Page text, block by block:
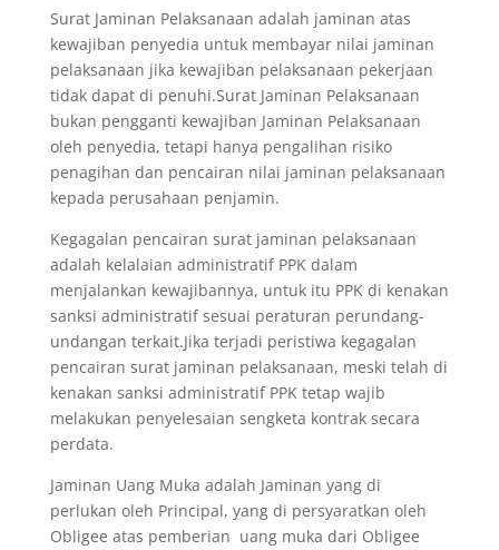
Surat Jaminan Pelaksanaan adalah jaminan atas
kewajiban penyedia untuk membayar nilai jaminan
pelaksanaan jika kewajiban pelaksanaan pekerjaan
tidak dapat di penuhi.Surat Jaminan Pelaksanaan
bukan pengganti kewajiban Jaminan Pelaksanaan
oleh penyedia, tetapi hanya pengalihan risiko
penagihan dan pencairan nilai jaminan pelaksanaan
kepada perusahaan penjamin.
Kegagalan pencairan surat jaminan pelaksanaan
adalah kelalaian administratif PPK dalam
menjalankan kewajibannya, untuk itu PPK di kenakan
sanksi administratif sesuai peraturan perundang-
undangan terkait.Jika terjadi peristiwa kegagalan
pencairan surat jaminan pelaksanaan, meski telah di
kenakan sanksi administratif PPK tetap wajib
melakukan penyelesaian sengketa kontrak secara
perdata.
Jaminan Uang Muka adalah Jaminan yang di
perlukan oleh Principal, yang di persyaratkan oleh
Obligee atas pemberian uang muka dari Obligee